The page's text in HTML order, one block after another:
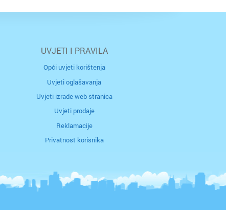
UVJETI I PRAVILA
Opći uvjeti korištenja
Uvjeti oglašavanja
Uvjeti izrade web stranica
Uvjeti prodaje
Reklamacije
Privatnost korisnika